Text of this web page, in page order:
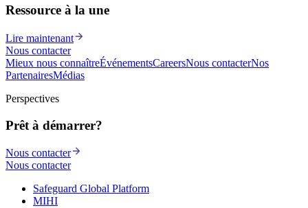
Ressource à la une
Lire maintenant
Nous contacter
Mieux nous connaîtreÉvénementsCareersNous contacterNos
PartenairesMédias
Perspectives
Prêt à démarrer?
Nous contacter
Nous contacter
Safeguard Global Platform
MIHI